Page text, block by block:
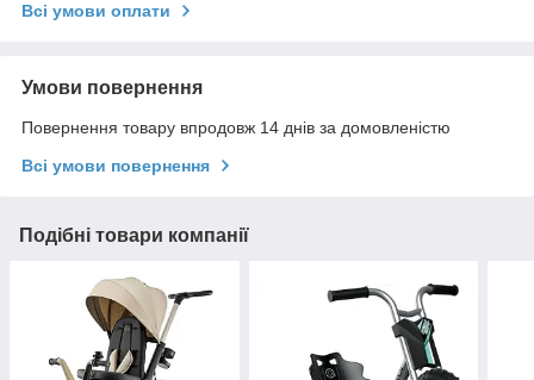
Всі умови оплати
Умови повернення
Повернення товару впродовж 14 днів за домовленістю
Всі умови повернення
Подібні товари компанії